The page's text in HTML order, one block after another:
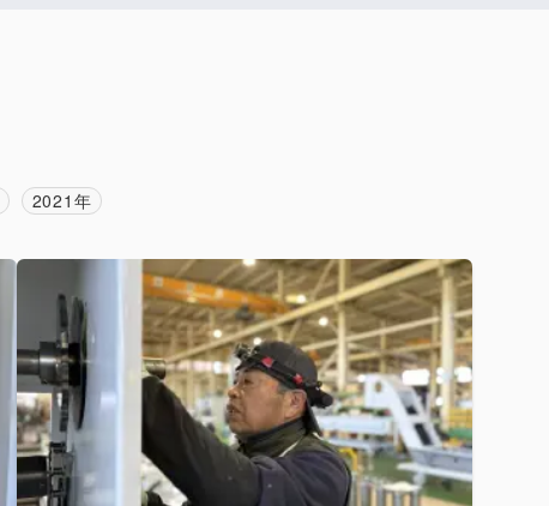
2021年